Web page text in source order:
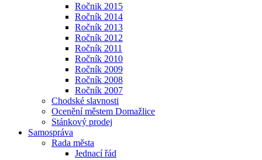
Ročnik 2015
Ročník 2014
Ročník 2013
Ročník 2012
Ročník 2011
Ročník 2010
Ročník 2009
Ročník 2008
Ročník 2007
Chodské slavnosti
Ocenění městem Domažlice
Stánkový prodej
Samospráva
Rada města
Jednací řád